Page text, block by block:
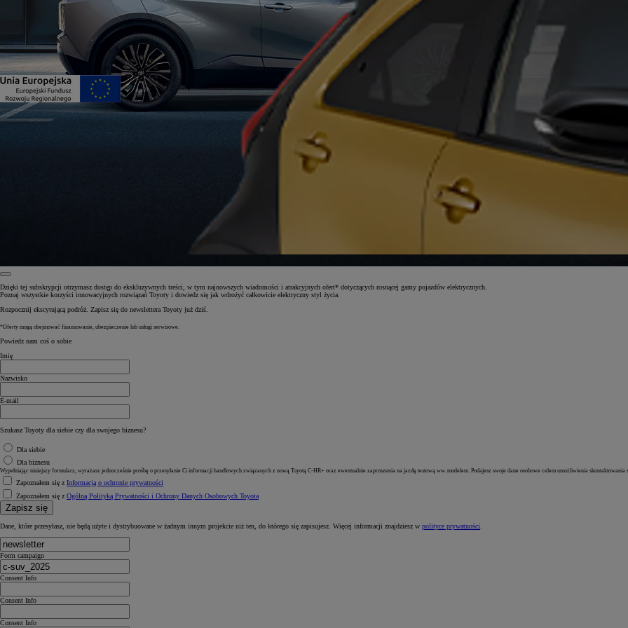
Dzięki tej subskrypcji otrzymasz dostęp do ekskluzywnych treści, w tym najnowszych wiadomości i atrakcyjnych ofert* dotyczących rosnącej gamy pojazdów elektrycznych.
Poznaj wszystkie korzyści innowacyjnych rozwiązań Toyoty i dowiedz się jak wdrożyć całkowicie elektryczny styl życia.
Rozpocznij ekscytującą podróż. Zapisz się do newslettera Toyoty już dziś.
*Oferty mogą obejmować finansowanie, ubezpieczenie lub usługi serwisowe.
Powiedz nam coś o sobie
Imię
Nazwisko
E-mail
Szukasz Toyoty dla siebie czy dla swojego biznesu?
Dla siebie
Dla biznesu
Wypełniając niniejszy formularz, wyrażasz jednocześnie prośbę o przesyłanie Ci informacji handlowych związanych z nową Toyotą C-HR+ oraz ewentualnie zaproszenia na jazdę testową ww. modelem. Podajesz swoje dane osobowe celem umożliwienia
Zapoznałem się z Informacją o ochronie prywatności
Zapoznałem się z Ogólną Polityką Prywatności i Ochrony Danych Osobowych Toyota
Zapisz się
Dane, które przesyłasz, nie będą użyte i dystrybuowane w żadnym innym projekcie niż ten, do którego się zapisujesz. Więcej informacji znajdziesz w polityce prywatności.
Form campaign
Consent Info
Consent Info
Consent Info